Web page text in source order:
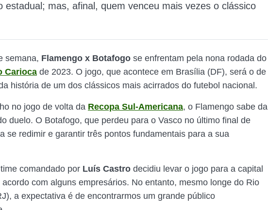
estadual; mas, afinal, quem venceu mais vezes o clássico
semana, Flamengo x Botafogo se enfrentam pela nona rodada do
Carioca de 2023. O jogo, que acontece em Brasília (DF), será o de
história de um dos clássicos mais acirrados do futebol nacional.
no jogo de volta da Recopa Sul-Americana, o Flamengo sabe da
duelo. O Botafogo, que perdeu para o Vasco no último final de
se redimir e garantir três pontos fundamentais para a sua
comandado por Luís Castro decidiu levar o jogo para a capital
com alguns empresários. No entanto, mesmo longe do Rio
a expectativa é de encontrarmos um grande público